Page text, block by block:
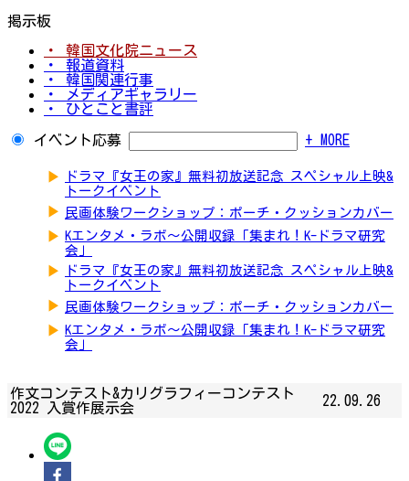
掲示板
・ 韓国文化院ニュース
・ 報道資料
・ 韓国関連行事
・ メディアギャラリー
・ ひとこと書評
イベント応募 + MORE
▶
ドラマ『女王の家』無料初放送記念 スペシャル上映&
トークイベント
▶ 民画体験ワークショップ：ポーチ・クッションカバー
▶ Kエンタメ・ラボ～公開収録「集まれ！K-ドラマ研究
会」
▶
ドラマ『女王の家』無料初放送記念 スペシャル上映&
トークイベント
▶ 民画体験ワークショップ：ポーチ・クッションカバー
▶ Kエンタメ・ラボ～公開収録「集まれ！K-ドラマ研究
会」
作文コンテスト&カリグラフィーコンテスト
2022 入賞作展示会
22.09.26